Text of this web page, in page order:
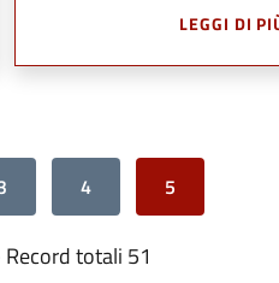
LEGGI DI
4 5
totali 51